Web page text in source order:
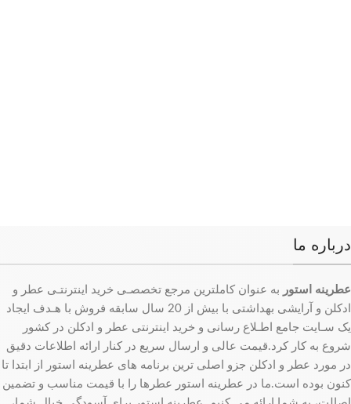
درباره ما
عطرینه استور به عنوان کاملترین مرجع تخصصـی خرید اینترنتـی عطر و
ادکلن و آرایشی بهداشتی با بیش از 20 سال سابقه فروش با هـدف ایجاد
یک سـایت جامع اطـلاع رسانی و خرید اینترنتی عطر و ادکلن در کشور
شروع به کار کرد.قیمت عالی و ارسال سریع در کنار ارائه اطلاعات دقیق
در مورد عطر و ادکلن جزو اصلی ترین برنامه های عطرینه استور از ابتدا تا
کنون بوده است.ما در عطرینه استور عطرها را با قیمت مناسب و تضمین